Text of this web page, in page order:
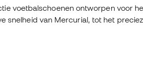
voetbalschoenen ontworpen voor
snelheid van Mercurial, tot het